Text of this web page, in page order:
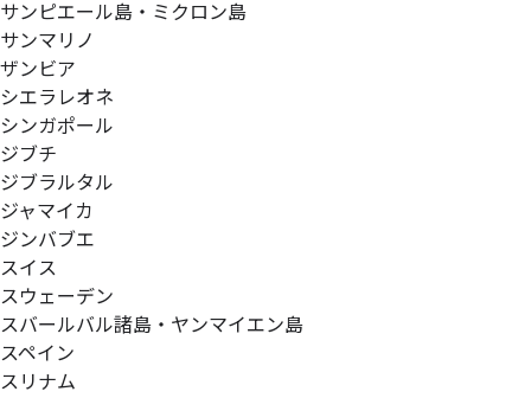
サンピエール島・ミクロン島
サンマリノ
ザンビア
シエラレオネ
シンガポール
ジブチ
ジブラルタル
ジャマイカ
ジンバブエ
スイス
スウェーデン
スバールバル諸島・ヤンマイエン島
スペイン
スリナム